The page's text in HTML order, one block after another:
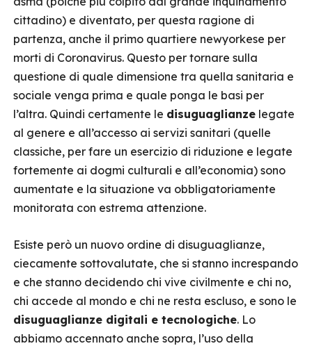
cittadino) e diventato, per questa ragione di
partenza, anche il primo quartiere newyorkese per
morti di Coronavirus. Questo per tornare sulla
questione di quale dimensione tra quella sanitaria e
sociale venga prima e quale ponga le basi per
l’altra. Quindi certamente le disuguaglianze legate
al genere e all’accesso ai servizi sanitari (quelle
classiche, per fare un esercizio di riduzione e legate
fortemente ai dogmi culturali e all’economia) sono
aumentate e la situazione va obbligatoriamente
monitorata con estrema attenzione.
Esiste però un nuovo ordine di disuguaglianze,
ciecamente sottovalutate, che si stanno increspando
e che stanno decidendo chi vive civilmente e chi no,
chi accede al mondo e chi ne resta escluso, e sono le
disuguaglianze digitali e tecnologiche. Lo
abbiamo accennato anche sopra, l’uso della